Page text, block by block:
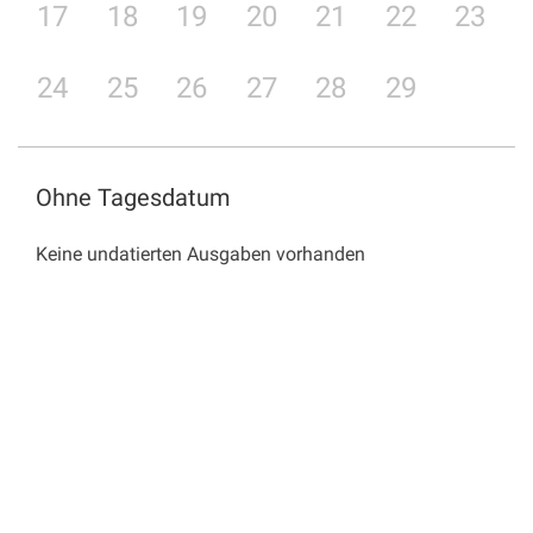
17 18 19 20 21 22 23
24 25 26 27 28 29
Ohne Tagesdatum
Keine undatierten Ausgaben vorhanden